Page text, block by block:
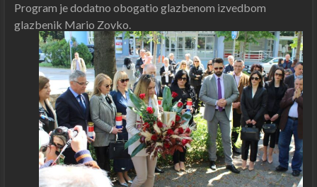
Program je dodatno obogatio glazbenom izvedbom
glazbenik Mario Zovko.